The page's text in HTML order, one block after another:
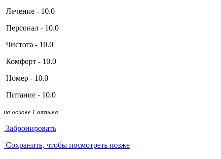
Лечение - 10.0
Персонал - 10.0
Чистота - 10.0
Комфорт - 10.0
Номер - 10.0
Питание - 10.0
на основе 1 отзыва
Забронировать
Сохранить, чтобы посмотреть позже